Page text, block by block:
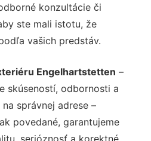
konzultácie či
ste mali istotu, že
vašich predstáv.
Engelhartstetten –
skúseností, odbornosti a
správnej adrese –
povedané, garantujeme
serióznosť a korektné